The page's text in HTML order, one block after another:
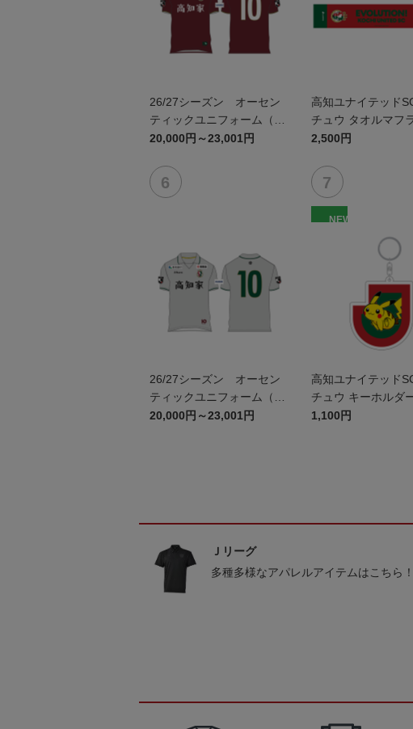
26/27シーズン オーセン
ティックユニフォーム（FP
1st）
20,000円～23,001円
高知ユナイテッド
チュウ タオルマフ
2,500円
26/27シーズン オーセン
ティックユニフォーム（FP
2nd）
20,000円～23,001円
NEW
高知ユナイテッド
チュウ キーホルダ
1,100円
Ｊリーグ
多種多様なアパレルアイテムはこちら！